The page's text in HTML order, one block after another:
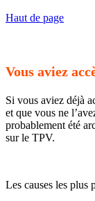
Haut de page
Vous aviez
Si vous aviez déjà
et que vous ne
probablement été
sur le TPV.
Les causes les plus